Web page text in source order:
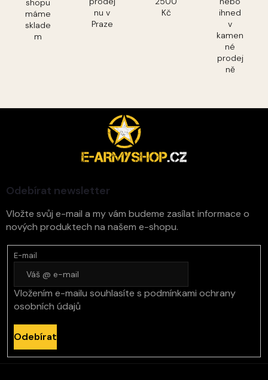
máme
sklade
m
nu v
Praze
Kč
ihned
v
kamen
né
prodej
ně
Odebírat newsletter
Vložte svůj e-mail a my vám budeme zasílat informace o
nových produktech na našem e-shopu.
E-mail
Vložením e-mailu souhlasíte s podmínkami ochrany
osobních údajů
Odebírat